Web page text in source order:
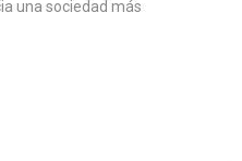
una sociedad más